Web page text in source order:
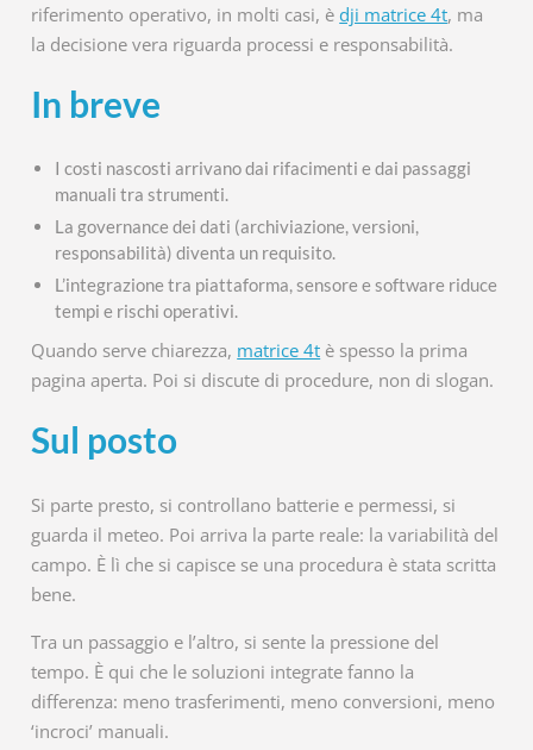
riferimento operativo, in molti casi, èdji matrice 4t, ma
la decisione vera riguarda processi e responsabilità.
In breve
I costi nascosti arrivano dai rifacimenti e dai passaggi
manuali tra strumenti.
La governance dei dati (archiviazione, versioni,
responsabilità) diventa un requisito.
L’integrazione tra piattaforma, sensore e software riduce
tempi e rischi operativi.
Quando serve chiarezza, matrice 4t è spesso la prima
pagina aperta. Poi si discute di procedure, non di slogan.
Sul posto
Si parte presto, si controllano batterie e permessi, si
guarda il meteo. Poi arriva la parte reale: la variabilità del
campo. È lì che si capisce se una procedura è stata scritta
bene.
Tra un passaggio e l’altro, si sente la pressione del
tempo. È qui che le soluzioni integrate fanno la
differenza: meno trasferimenti, meno conversioni, meno
‘incroci’ manuali.